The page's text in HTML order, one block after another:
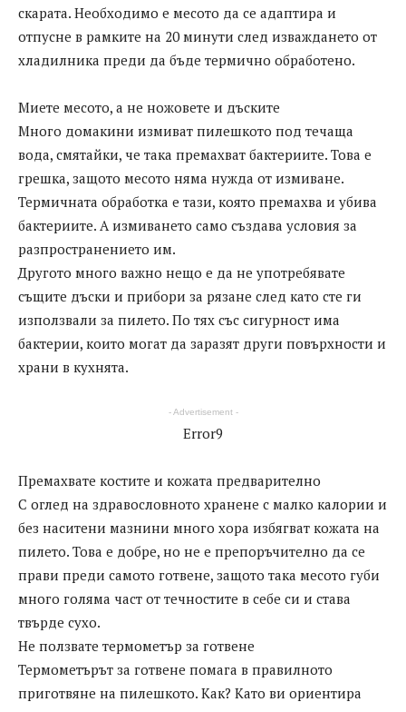
скарата. Необходимо е месото да се адаптира и
отпусне в рамките на 20 минути след изваждането от
хладилника преди да бъде термично обработено.
Миете месото, а не ножовете и дъските
Много домакини измиват пилешкото под течаща
вода, смятайки, че така премахват бактериите. Това е
грешка, защото месото няма нужда от измиване.
Термичната обработка е тази, която премахва и убива
бактериите. А измиването само създава условия за
разпространението им.
Другото много важно нещо е да не употребявате
същите дъски и прибори за рязане след като сте ги
използвали за пилето. По тях със сигурност има
бактерии, които могат да заразят други повърхности и
храни в кухнята.
- Advertisement -
Error9
Премахвате костите и кожата предварително
С оглед на здравословното хранене с малко калории и
без наситени мазнини много хора избягват кожата на
пилето. Това е добре, но не е препоръчително да се
прави преди самото готвене, защото така месото губи
много голяма част от течностите в себе си и става
твърде сухо.
Не ползвате термометър за готвене
Термометърът за готвене помага в правилното
приготвяне на пилешкото. Как? Като ви ориентира